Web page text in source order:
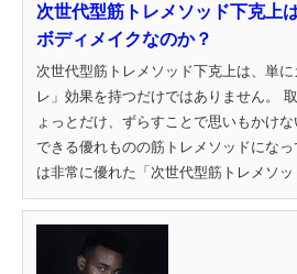
次世代型筋トレメソッド下克上
ボディメイクなのか？
次世代型筋トレメソッド下克上は、単
レ」効果を持つだけではありません。
ょっとだけ、ずらすことで思いもかけ
できる優れものの筋トレメソッドにな
は非常に優れた「次世代型筋トレメソッ